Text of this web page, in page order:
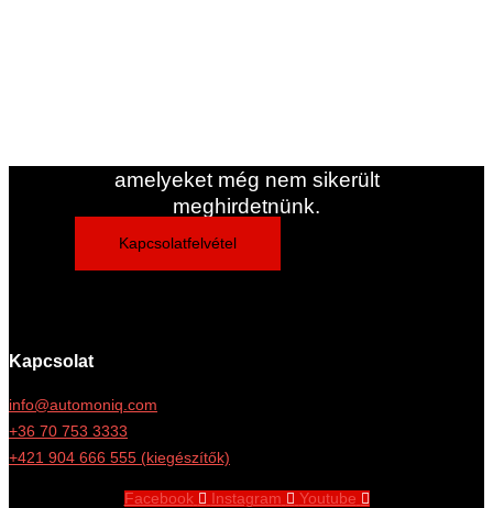
amelyeket még nem sikerült
meghirdetnünk.
Kapcsolatfelvétel
Kapcsolat
info@automoniq.com
+36 70 753 3333
+421 904 666 555 (kiegészítők)
Facebook Instagram Youtube